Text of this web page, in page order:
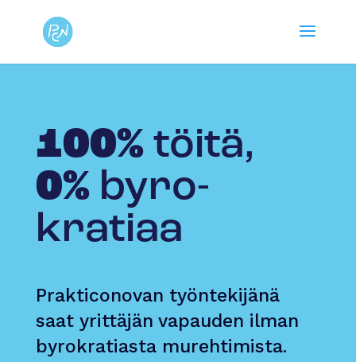
100%töitä,
0% byro­
kratiaa
Prakticonovan työntekijänä
saat yrittäjän vapauden ilman
byrokratiasta murehtimista.